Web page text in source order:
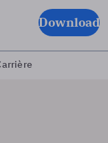
Download